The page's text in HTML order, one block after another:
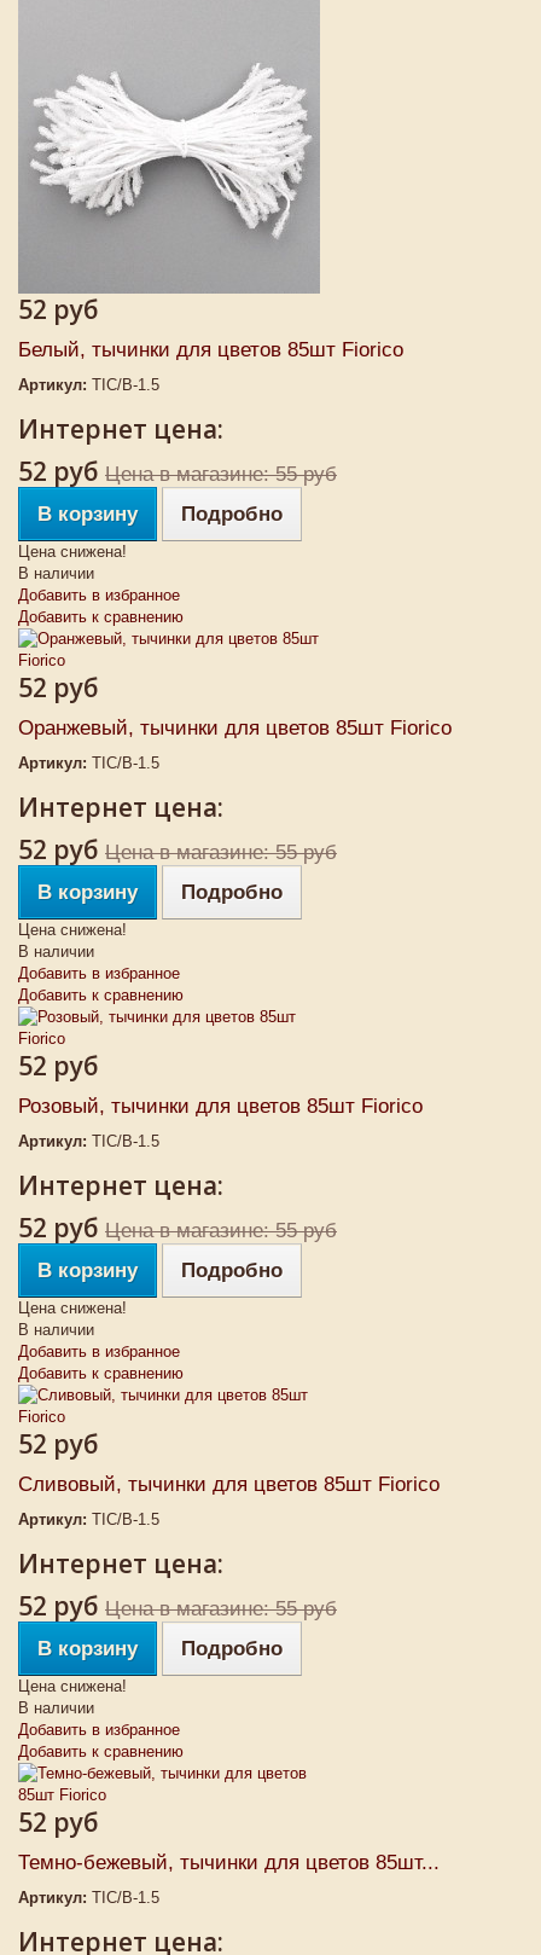
52 руб
Белый, тычинки для цветов 85шт Fiorico
Артикул: TIC/B-1.5
Интернет цена:
52 руб Цена в магазине: 55 руб
В корзину
Подробно
Цена снижена!
В наличии
Добавить в избранное
Добавить к сравнению
52 руб
Оранжевый, тычинки для цветов 85шт Fiorico
Артикул: TIC/B-1.5
Интернет цена:
52 руб Цена в магазине: 55 руб
В корзину
Подробно
Цена снижена!
В наличии
Добавить в избранное
Добавить к сравнению
52 руб
Розовый, тычинки для цветов 85шт Fiorico
Артикул: TIC/B-1.5
Интернет цена:
52 руб Цена в магазине: 55 руб
В корзину
Подробно
Цена снижена!
В наличии
Добавить в избранное
Добавить к сравнению
52 руб
Сливовый, тычинки для цветов 85шт Fiorico
Артикул: TIC/B-1.5
Интернет цена:
52 руб Цена в магазине: 55 руб
В корзину
Подробно
Цена снижена!
В наличии
Добавить в избранное
Добавить к сравнению
52 руб
Темно-бежевый, тычинки для цветов 85шт...
Артикул: TIC/B-1.5
Интернет цена: